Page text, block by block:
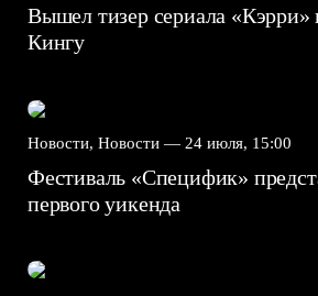
Вышел тизер сериала «Кэрри»
Кингу
Новости, Новости — 24 июля, 15:00
Фестиваль «Специфик»
первого уикенда